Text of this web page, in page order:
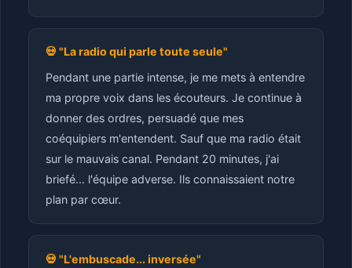
💀 "La radio qui parle toute seule"
Pendant une partie intense, je me mets à entendre
ma propre voix dans les écouteurs. Je continue à
donner des ordres, persuadé que mes
coéquipiers m'entendent. Sauf que ma radio était
sur le mauvais canal. Pendant 20 minutes, j'ai
briefé... l'équipe adverse. Ils connaissaient notre
plan par cœur.
💀 "L'embuscade... inversée"